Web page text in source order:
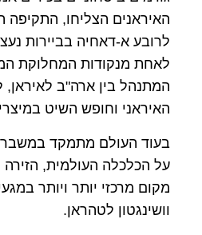
האיראנים הצליחו, התקיפה
לרובע א-דאחיה בביירות
לאחת מנקודות המחלוקת
המתנהל בין ארה"ב לאיראן,
האיראני וחופש השיט
בעוד העולם מתמקד במשבר
על הכלכלה העולמית, הזירה
מקום מרכזי יותר ויותר
וושינגטון לטהראן.